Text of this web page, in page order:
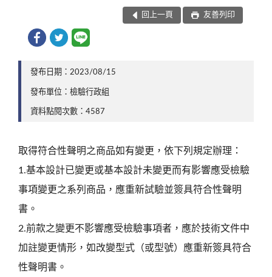
回上一頁 友善列印
發布日期：2023/08/15
發布單位：檢驗行政組
資料點閱次數：4587
取得符合性聲明之商品如有變更，依下列規定辦理：
1.基本設計已變更或基本設計未變更而有影響應受檢驗
事項變更之系列商品，應重新試驗並簽具符合性聲明
書。
2.前款之變更不影響應受檢驗事項者，應於技術文件中
加註變更情形，如改變型式（或型號）應重新簽具符合
性聲明書。